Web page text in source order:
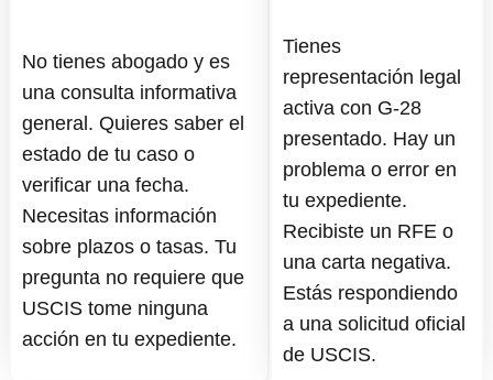
No tienes abogado y es
una consulta informativa
general. Quieres saber el
estado de tu caso o
verificar una fecha.
Necesitas información
sobre plazos o tasas. Tu
pregunta no requiere que
USCIS tome ninguna
acción en tu expediente.
Tienes
representación legal
activa con G-28
presentado. Hay un
problema o error en
tu expediente.
Recibiste un RFE o
una carta negativa.
Estás respondiendo
a una solicitud oficial
de USCIS.